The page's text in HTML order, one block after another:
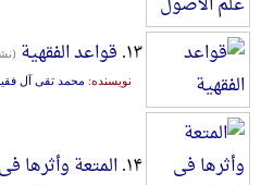
۱۳. قواعد الفقهیة
نویسنده: محمد تقی آل
۱۴. المتعة وأثرها